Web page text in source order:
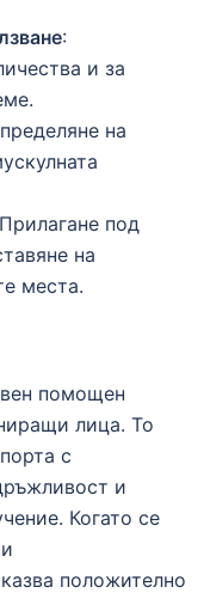
:
и за
на
под
на
места.
помощен
лица. То
с
и
Когато се
положително